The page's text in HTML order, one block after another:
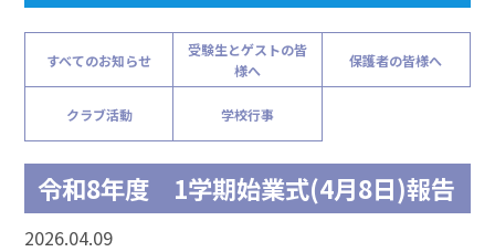
すべてのお知らせ
受験生とゲストの皆
様へ
保護者の皆様へ
クラブ活動 学校行事
令和8年度 1学期始業式(4月8日)報告
2026.04.09